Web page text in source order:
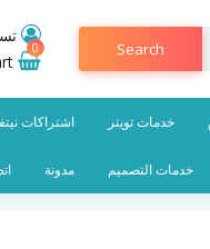
Search
0
خدمات تويتر اشتراكات
خدمات التصميم مدونة